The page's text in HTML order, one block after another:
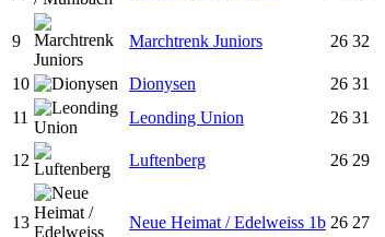
9 Marchtrenk Juniors 26 32
10 Dionysen 26 31
11
Leonding Union 26 31
12 Luftenberg 26 29
13 Neue Heimat / Edelweiss 1b 26 27